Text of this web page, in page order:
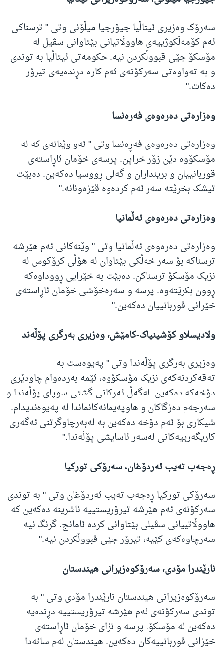
سەرۆک وەزیری ئیتاڵیا جیۆرجیا میڵۆنی وتی " ترسناکی
ئەم کۆمەڵکوژییەی هاووڵاتیانی بێتاوانی سڤیل لە
مۆسکۆ جێی قبووڵکردن نیە. حکومەتی ئیتاڵیا بە توندی
و بە تەواوەتی سەرکۆنەی ئەم کارە دڕندەیەی تیرۆر
دەکات."
وەزارەتی دەرەوەی فەرەنسا
وەزارەتی دەرەوەی فەڕەنسا وتی " ئەو وێنانەی کە لە
مۆسکۆوە دێن زۆر خراپن. پرسەی خۆمان ئاڕاستەی
قوربانییان و برینداران و گەلی ڕووسیا دەکەین. دەبێت
تیشک بخرێتە سەر ئەم کردەوە قێزەونانە."
وەزارەتی دەرەوەی ئەڵمانیا
وەزارەتی دەرەوەی ئەڵمانیا وتی " وێنەکانی ئەم هێرشە
ترسناکە بۆ سەر خەڵکی بێتاوان لە هۆڵی کرۆکوس لە
نزیک مۆسکۆ ترسناکن. دەبێت بە خێرایی ڕووداوەکە
ڕوون بکرێتەوە. پرسە و سەرەخۆشی خۆمان ئاڕاستەی
خێرانی قوربانییان دەکەین."
ولادیسلاو کۆشینیاک-کامێش، وەزیری بەرگری پۆڵەند
وەزیری بەرگری پۆڵەندا وتی " پەیوەست بە
تەقەکردنەکەی نزیک مۆسکۆوە، ئێمە بەردەوام چاودێری
دۆخەکە دەکەین. لەگەڵ ئەرکانی گشتی سوپای پۆڵەندا و
سەرجەم دەزگاکان و هاوپەیمانەکانماندا لە پەیوەندیدام.
شیکاری بۆ ئەم دۆخە دەکەین بە لەبەرچاوگرتنی ئەگەری
کاریگەرییەکانی لەسەر ئاسایشی پۆڵەندا."
ڕەجەب تەیب ئەردۆغان، سەرۆکی تورکیا
سەرۆکی تورکیا ڕەجەب تەیب ئەردۆغان وتی " بە توندی
سەرکۆنەی ئەم هێرشە تیرۆریستییە ناشرینە دەکەین کە
هاووڵاتییانی سڤیلی بێتاوانی کردە ئامانج. گرنگ نیە
سەرچاوەکەی کێیە، تیرۆر جێی قبووڵکردن نیە."
نارێندرا مۆدی، سەرۆکوەزیرانی هیندستان
سەرۆکوەزیرانی هیندستان نارێندرا مۆدی وتی " بە
توندی سەرکۆنەی ئەم هێرشە تیرۆریستییە دڕندەیە
دەکەین لە مۆسکۆ. پرسە و نزای خۆمان ئاڕاستەی
خێزانی قوربانییەکان دەکەین. هیندستان لەم ساتەدا